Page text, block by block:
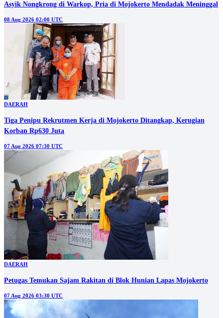
Asyik Nongkrong di Warkop, Pria di Mojokerto Mendadak Meninggal
08 Aug 2026 02:00 UTC
DAERAH
Tiga Penipu Rekrutmen Kerja di Mojokerto Ditangkap, Kerugian
Korban Rp630 Juta
07 Aug 2026 07:30 UTC
DAERAH
Petugas Temukan Sajam Rakitan di Blok Hunian Lapas Mojokerto
07 Aug 2026 03:30 UTC